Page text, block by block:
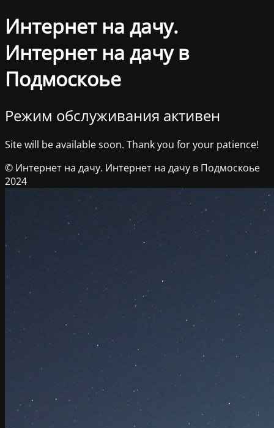
Интернет на дачу.
Интернет на дачу в
Подмоскоье
Режим обслуживания активен
Site will be available soon. Thank you for your patience!
© Интернет на дачу. Интернет на дачу в Подмоскоье
2024